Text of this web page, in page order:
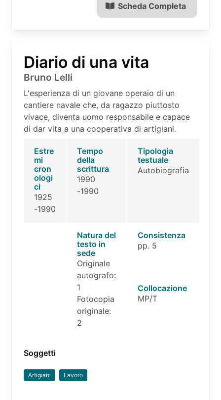
Scheda Completa
Diario di una vita
Bruno Lelli
L'esperienza di un giovane operaio di un
cantiere navale che, da ragazzo piuttosto
vivace, diventa uomo responsabile e capace
di dar vita a una cooperativa di artigiani.
Estre
mi
cron
ologi
ci
1925
-1990
Tempo
della
scrittura
1990
-1990
Tipologia
testuale
Autobiografia
Natura del
testo in
sede
Originale
autografo:
1
Fotocopia
originale:
2
Consistenza
pp. 5
Collocazione
MP/T
Soggetti
Artigiani Lavoro